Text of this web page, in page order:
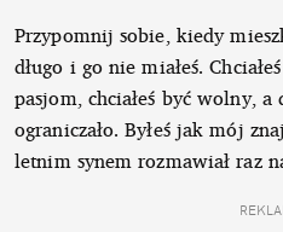
Przypomnij sobie, kiedy
długo i go nie miałeś.
pasjom, chciałeś być wolny,
ograniczało. Byłeś jak mój
letnim synem rozmawiał raz